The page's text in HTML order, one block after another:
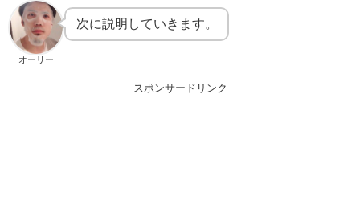
オーリー
次に説明していきます。
スポンサードリンク